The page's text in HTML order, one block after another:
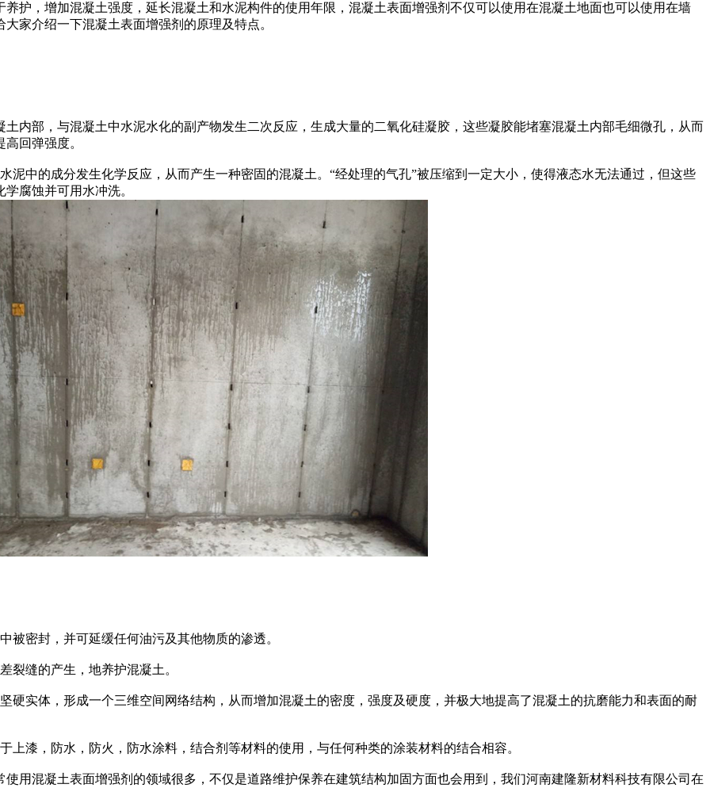
，增加混凝土强度，延长混凝土和水泥构件的使用年限，混凝土表面增强剂不仅可以使用在混凝土地面也可以使用在墙
家介绍一下混凝土表面增强剂的原理及特点。
部，与混凝土中水泥水化的副产物发生二次反应，生成大量的二氧化硅凝胶，这些凝胶能堵塞混凝土内部毛细微孔，从而
回弹强度。
的成分发生化学反应，从而产生一种密固的混凝土。“经处理的气孔”被压缩到一定大小，使得液态水无法通过，但这些
腐蚀并可用水冲洗。
被密封，并可延缓任何油污及其他物质的渗透。
裂缝的产生，地养护混凝土。
硬实体，形成一个三维空间网络结构，从而增加混凝土的密度，强度及硬度，并极大地提高了混凝土的抗磨能力和表面的耐
上漆，防水，防火，防水涂料，结合剂等材料的使用，与任何种类的涂装材料的结合相容。
混凝土表面增强剂的领域很多，不仅是道路维护保养在建筑结构加固方面也会用到，我们河南建隆新材料科技有限公司在